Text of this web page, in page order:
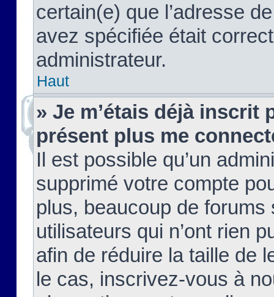
certain(e) que l’adresse
avez spécifiée était
administrateur.
Haut
» Je m’étais déjà inscrit
présent plus me
Il est possible qu’un
supprimé votre compte
plus, beaucoup de
utilisateurs qui n’ont rien
afin de réduire la taille de
le cas, inscrivez-vous à